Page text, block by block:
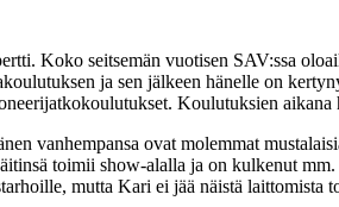
Koko seitsemän vuotisen SAV:ssa
ja sen jälkeen hänelle on
Koulutuksien
vanhempansa ovat molemmat
toimii show-alalla ja on kulkenut
mutta Kari ei jää näistä laittomista